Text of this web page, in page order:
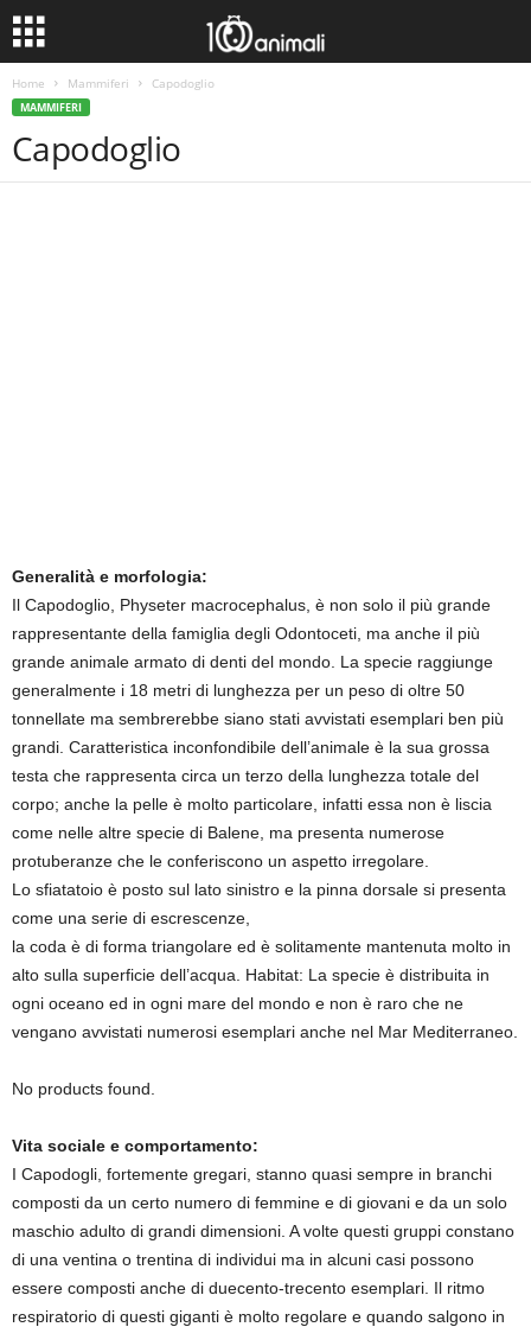
Home Mammiferi Capodoglio
MAMMIFERI
Capodoglio
Generalità e morfologia:
Il Capodoglio, Physeter macrocephalus, è non solo il più grande
rappresentante della famiglia degli Odontoceti, ma anche il più
grande animale armato di denti del mondo. La specie raggiunge
generalmente i 18 metri di lunghezza per un peso di oltre 50
tonnellate ma sembrerebbe siano stati avvistati esemplari ben più
grandi. Caratteristica inconfondibile dell’animale è la sua grossa
testa che rappresenta circa un terzo della lunghezza totale del
corpo; anche la pelle è molto particolare, infatti essa non è liscia
come nelle altre specie di Balene, ma presenta numerose
protuberanze che le conferiscono un aspetto irregolare.
Lo sfiatatoio è posto sul lato sinistro e la pinna dorsale si presenta
come una serie di escrescenze,
la coda è di forma triangolare ed è solitamente mantenuta molto in
alto sulla superficie dell’acqua. Habitat: La specie è distribuita in
ogni oceano ed in ogni mare del mondo e non è raro che ne
vengano avvistati numerosi esemplari anche nel Mar Mediterraneo.
No products found.
Vita sociale e comportamento:
I Capodogli, fortemente gregari, stanno quasi sempre in branchi
composti da un certo numero di femmine e di giovani e da un solo
maschio adulto di grandi dimensioni. A volte questi gruppi constano
di una ventina o trentina di individui ma in alcuni casi possono
essere composti anche di duecento-trecento esemplari. Il ritmo
respiratorio di questi giganti è molto regolare e quando salgono in